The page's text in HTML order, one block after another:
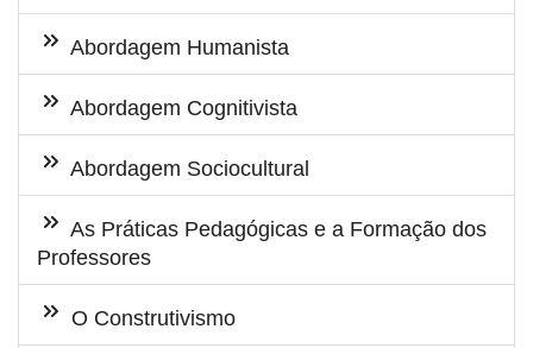
Abordagem Humanista
Abordagem Cognitivista
Abordagem Sociocultural
As Práticas Pedagógicas e a Formação dos
Professores
O Construtivismo